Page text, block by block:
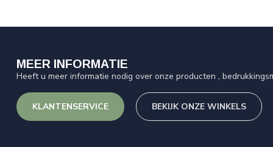
MEER INFORMATIE
Heeft u meer informatie nodig over onze producten ,
KLANTENSERVICE BEKIJK ONZE WINKELS